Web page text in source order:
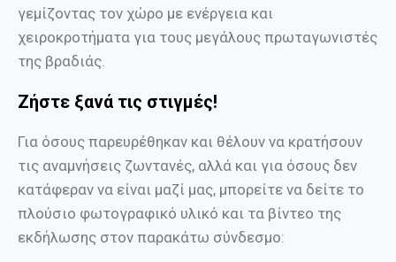
γεμίζοντας τον χώρο με ενέργεια και
χειροκροτήματα για τους μεγάλους πρωταγωνιστές
της βραδιάς.
Ζήστε ξανά τις στιγμές!
Για όσους παρευρέθηκαν και θέλουν να κρατήσουν
τις αναμνήσεις ζωντανές, αλλά και για όσους δεν
κατάφεραν να είναι μαζί μας, μπορείτε να δείτε το
πλούσιο φωτογραφικό υλικό και τα βίντεο της
εκδήλωσης στον παρακάτω σύνδεσμο: